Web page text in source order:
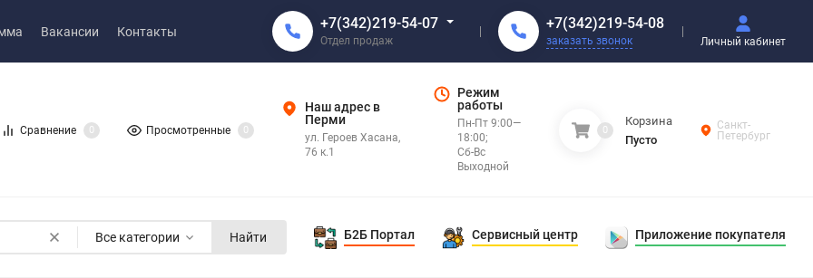
Вакансии Контакты +7(342)219-54-07
Отдел продаж
+7(342)219-54-08
заказать звонок Личный кабинет
Сравнение 0 Просмотренные 0
Наш адрес в
Перми
ул. Героев Хасана,
76 к.1
Режим
работы
Пн-Пт 9:00—
18:00;
Сб-Вс
Выходной
0
Корзина
Пусто
Санкт-
Петербург
Все категории Найти Б2Б Портал Сервисный центр Приложение покупателя